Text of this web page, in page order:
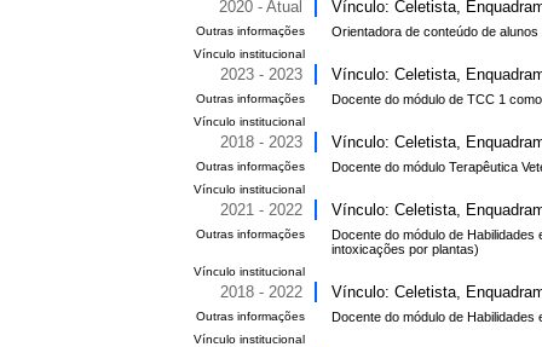
2020 - Atual Vínculo: Celetista,
Outras informações Orientadora de conteúdo de
Vínculo institucional
2023 - 2023 Vínculo: Celetista,
Outras informações Docente do módulo de TCC 1
Vínculo institucional
2018 - 2023 Vínculo: Celetista,
Outras informações Docente do módulo Terapêutica
Vínculo institucional
2021 - 2022 Vínculo: Celetista,
Outras informações
Docente do módulo de
intoxicações por plantas)
Vínculo institucional
2018 - 2022 Vínculo: Celetista,
Outras informações Docente do módulo de Habilidades
Vínculo institucional